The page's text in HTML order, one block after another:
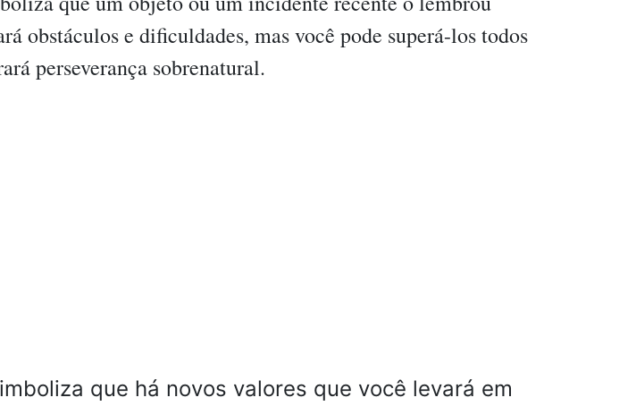
obstáculos e dificuldades, mas você pode superá-los todos
perseverança sobrenatural.
que há novos valores que você levará em